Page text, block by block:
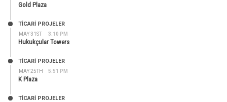
Gold Plaza
MAY 31ST 3:10 PM
TİCARİ PROJELER
Hukukçular Towers
MAY 25TH 5:51 PM
TİCARİ PROJELER
K Plaza
TİCARİ PROJELER